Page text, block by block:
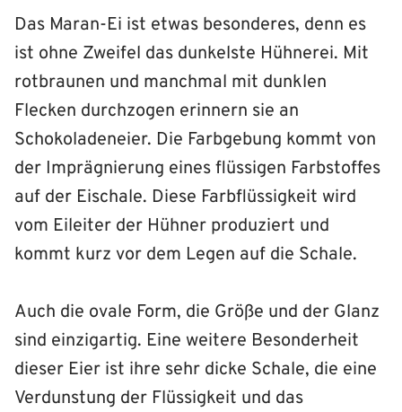
Das Maran-Ei ist etwas besonderes, denn es
ist ohne Zweifel das dunkelste Hühnerei. Mit
rotbraunen und manchmal mit dunklen
Flecken durchzogen erinnern sie an
Schokoladeneier. Die Farbgebung kommt von
der Imprägnierung eines flüssigen Farbstoffes
auf der Eischale. Diese Farbflüssigkeit wird
vom Eileiter der Hühner produziert und
kommt kurz vor dem Legen auf die Schale.
Auch die ovale Form, die Größe und der Glanz
sind einzigartig. Eine weitere Besonderheit
dieser Eier ist ihre sehr dicke Schale, die eine
Verdunstung der Flüssigkeit und das